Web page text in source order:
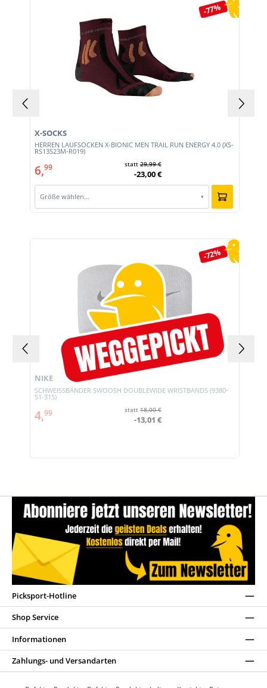
-77%
HERREN LAUFSOCKEN X-BIONIC MEN TRAIL RUN ENERGY 4.0 (XS-
RS13S23M-R019)
X-SOCKS
6,99 statt29,99 €
-23,00 €
Größe wählen… ▾
-72%
SCHWEISSBÄNDER SWOOSH DOUBLEWIDE WRISTBANDS (9380-
51-315)
NIKE
4,99 statt18,00 €
-13,01 €
Picksport-Hotline
Shop Service
Informationen
Zahlungs- und Versandarten